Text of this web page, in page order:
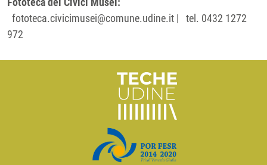
fototeca.civicimusei@comune.udine.it | tel. 0432 1272
972